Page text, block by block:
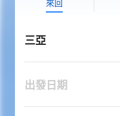
來回
三亞
出發日期